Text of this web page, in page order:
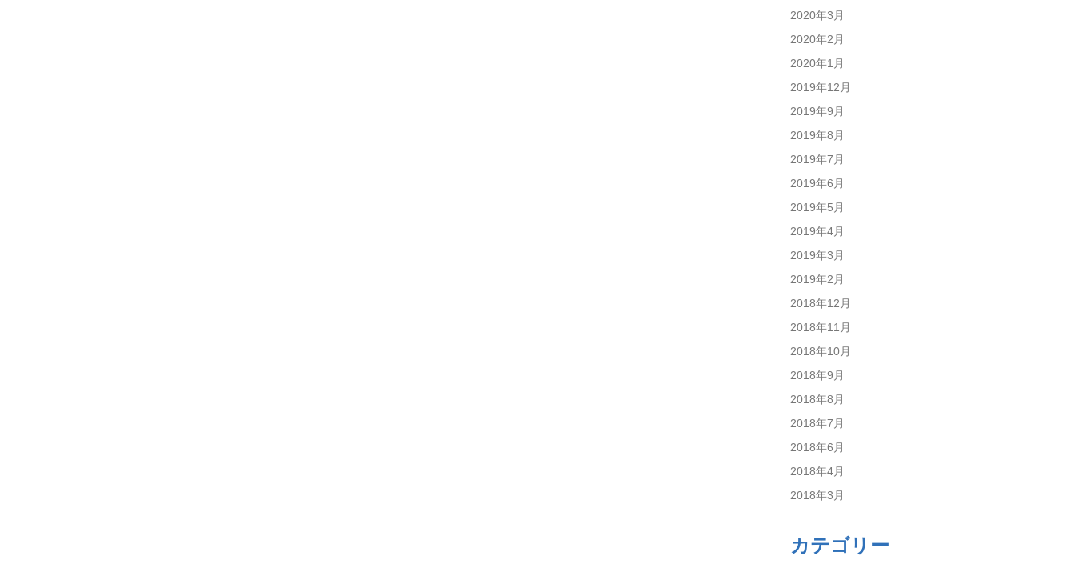
2020年3月
2020年2月
2020年1月
2019年12月
2019年9月
2019年8月
2019年7月
2019年6月
2019年5月
2019年4月
2019年3月
2019年2月
2018年12月
2018年11月
2018年10月
2018年9月
2018年8月
2018年7月
2018年6月
2018年4月
2018年3月
カテゴリー